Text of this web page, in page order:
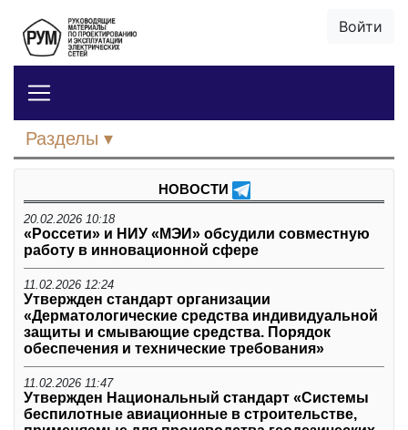
Войти
Разделы
НОВОСТИ
20.02.2026 10:18
«Россети» и НИУ «МЭИ» обсудили совместную
работу в инновационной сфере
11.02.2026 12:24
Утвержден стандарт организации
«Дерматологические средства индивидуальной
защиты и смывающие средства. Порядок
обеспечения и технические требования»
11.02.2026 11:47
Утвержден Национальный стандарт «Системы
беспилотные авиационные в строительстве,